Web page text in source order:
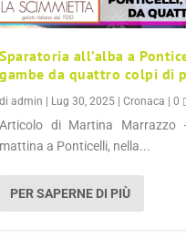
Sparatoria all’alba a
gambe da quattro colpi di
diadmin Lug 30, 2025 |Cronaca |0
Articolo di Martina Marrazzo
mattina a Ponticelli, nella...
PER SAPERNE DI PIÙ